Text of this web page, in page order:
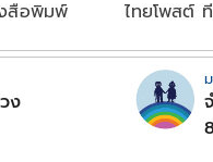
สือพิมพ์ ไทยโพสต์
ง